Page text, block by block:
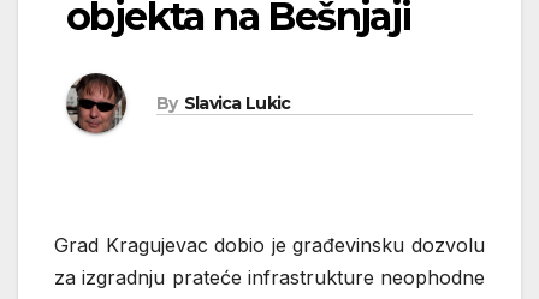
objekta na Bešnjaji
By Slavica Lukic
Grad Kragujevac dobio je građevinsku dozvolu
za izgradnju prateće infrastrukture neophodne